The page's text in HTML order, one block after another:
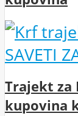
SAVETI
Trajekt za
kupovina